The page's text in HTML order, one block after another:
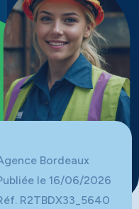
Bordeaux
le 16/06/2026
R2TBDX33_5640